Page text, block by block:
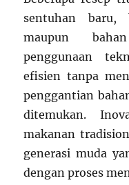
sentuhan baru,
maupun
penggunaan
efisien tanpa
penggantian
ditemukan.
makanan
generasi muda
dengan proses